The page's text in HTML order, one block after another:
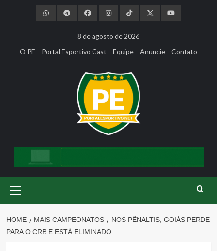
8 de agosto de 2026
O PE
Portal Esportivo Cast Equipe Anuncie Contato
Menu
HOME MAIS CAMPEONATOS
NOS PÊNALTIS, GOIÁS PERDE
PARA O CRB E ESTÁ ELIMINADO